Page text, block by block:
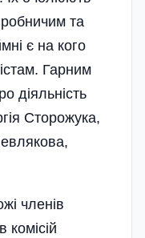
та
є на кого
Гарним
діяль­ність
Сторожука,
членів
комісій